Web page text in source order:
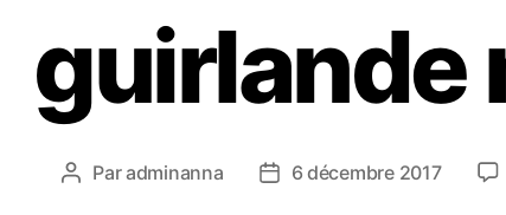
guirlande
Auteur
Paradminanna
Date6 décembre 2017